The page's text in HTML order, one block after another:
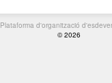
Plataforma d'organització
© 2026